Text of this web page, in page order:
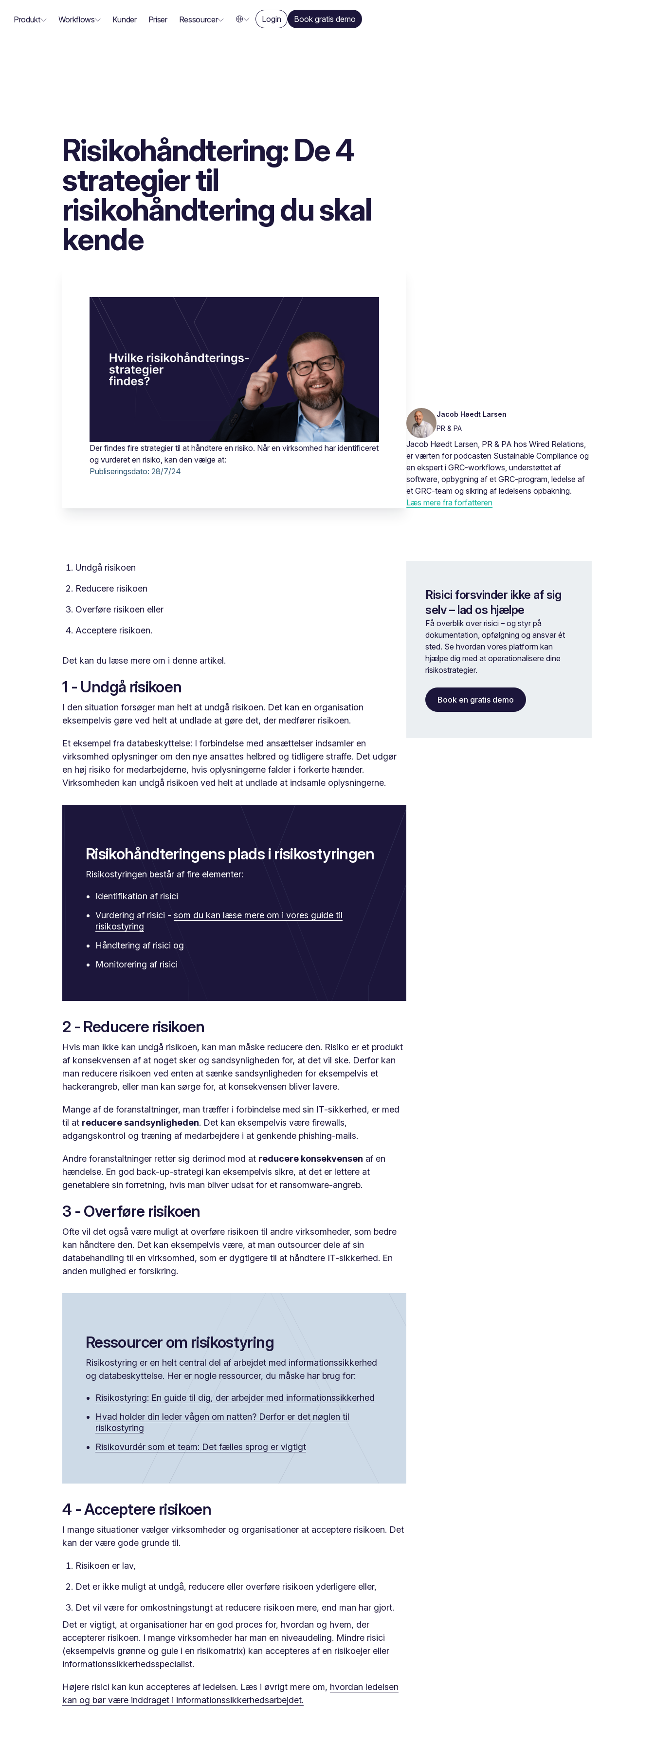
Produkt Workflows Kunder Priser Ressourcer Login Book gratis demo
Risikohåndtering: De 4
strategier til
risikohåndtering du skal
kende
Der findes fire strategier til at håndtere en risiko. Når en virksomhed har identificeret
og vurderet en risiko, kan den vælge at:
Publiseringsdato: 28/7/24
Jacob Høedt Larsen
PR & PA
Jacob Høedt Larsen, PR & PA hos Wired Relations,
er værten for podcasten Sustainable Compliance og
en ekspert i GRC-workflows, understøttet af
software, opbygning af et GRC-program, ledelse af
et GRC-team og sikring af ledelsens opbakning.
Læs mere fra forfatteren
Undgå risikoen
Reducere risikoen
Overføre risikoen eller
Acceptere risikoen.
Det kan du læse mere om i denne artikel.
1 - Undgå risikoen
I den situation forsøger man helt at undgå risikoen. Det kan en organisation
eksempelvis gøre ved helt at undlade at gøre det, der medfører risikoen.
Et eksempel fra databeskyttelse: I forbindelse med ansættelser indsamler en
virksomhed oplysninger om den nye ansattes helbred og tidligere straffe. Det udgør
en høj risiko for medarbejderne, hvis oplysningerne falder i forkerte hænder.
Virksomheden kan undgå risikoen ved helt at undlade at indsamle oplysningerne.
Risikohåndteringens plads i risikostyringen
Risikostyringen består af fire elementer:
Identifikation af risici
Vurdering af risici - som du kan læse mere om i vores guide til
risikostyring
Håndtering af risici og
Monitorering af risici
2 - Reducere risikoen
Hvis man ikke kan undgå risikoen, kan man måske reducere den. Risiko er et produkt
af konsekvensen af at noget sker og sandsynligheden for, at det vil ske. Derfor kan
man reducere risikoen ved enten at sænke sandsynligheden for eksempelvis et
hackerangreb, eller man kan sørge for, at konsekvensen bliver lavere.
Mange af de foranstaltninger, man træffer i forbindelse med sin IT-sikkerhed, er med
til at reducere sandsynligheden. Det kan eksempelvis være firewalls,
adgangskontrol og træning af medarbejdere i at genkende phishing-mails.
Andre foranstaltninger retter sig derimod mod at reducere konsekvensen af en
hændelse. En god back-up-strategi kan eksempelvis sikre, at det er lettere at
genetablere sin forretning, hvis man bliver udsat for et ransomware-angreb.
3 - Overføre risikoen
Ofte vil det også være muligt at overføre risikoen til andre virksomheder, som bedre
kan håndtere den. Det kan eksempelvis være, at man outsourcer dele af sin
databehandling til en virksomhed, som er dygtigere til at håndtere IT-sikkerhed. En
anden mulighed er forsikring.
Ressourcer om risikostyring
Risikostyring er en helt central del af arbejdet med informationssikkerhed
og databeskyttelse. Her er nogle ressourcer, du måske har brug for:
Risikostyring: En guide til dig, der arbejder med informationssikkerhed
Hvad holder din leder vågen om natten? Derfor er det nøglen til
risikostyring
Risikovurdér som et team: Det fælles sprog er vigtigt
4 - Acceptere risikoen
I mange situationer vælger virksomheder og organisationer at acceptere risikoen. Det
kan der være gode grunde til.
Risikoen er lav,
Det er ikke muligt at undgå, reducere eller overføre risikoen yderligere eller,
Det vil være for omkostningstungt at reducere risikoen mere, end man har gjort.
Det er vigtigt, at organisationer har en god proces for, hvordan og hvem, der
accepterer risikoen. I mange virksomheder har man en niveaudeling. Mindre risici
(eksempelvis grønne og gule i en risikomatrix) kan accepteres af en risikoejer eller
informationssikkerhedsspecialist.
Højere risici kan kun accepteres af ledelsen. Læs i øvrigt mere om, hvordan ledelsen
kan og bør være inddraget i informationssikkerhedsarbejdet.
Risici forsvinder ikke af sig
selv – lad os hjælpe
Få overblik over risici – og styr på
dokumentation, opfølgning og ansvar ét
sted. Se hvordan vores platform kan
hjælpe dig med at operationalisere dine
risikostrategier.
Book en gratis demo